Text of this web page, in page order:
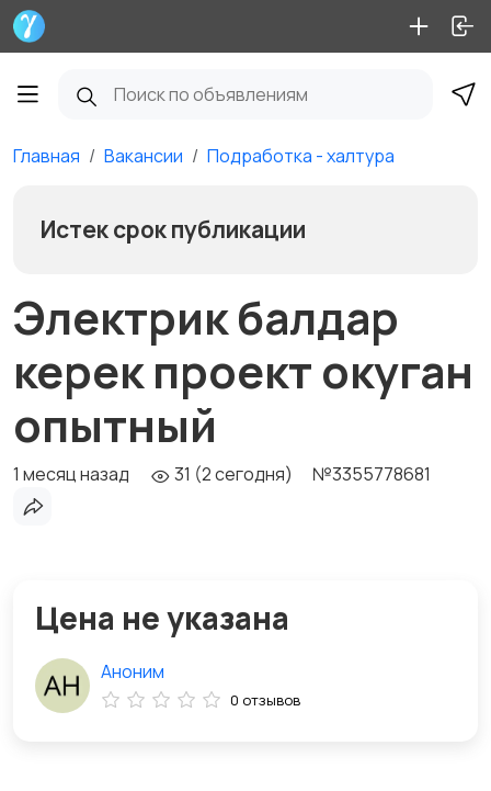
Главная Вакансии Подработка - халтура
Истек срок публикации
Электрик балдар
керек проект окуган
опытный
1 месяц назад 31 (2 сегодня) №3355778681
Цена не указана
Аноним
0 отзывов